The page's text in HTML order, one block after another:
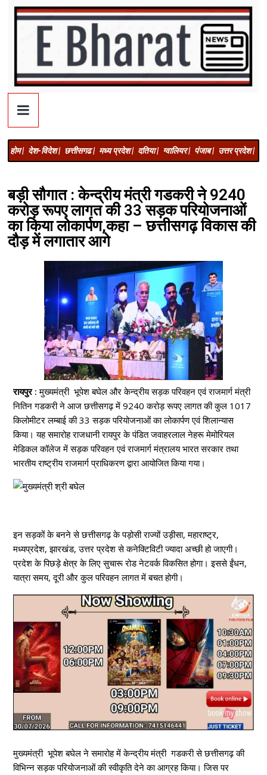
होम | देश-विदेश | छत्तीसगढ | मध्य प्रदेश | दतिया | ग्वालियर | पंजाब | उत्तर प्रदेश |
बड़ी सौगात : केन्द्रीय मंत्री गडकरी ने 9240
करोड़ रूपए लागत की 33 सड़क परियोजनाओं
का किया लोकार्पण,कहा – छत्तीसगढ़ विकास की
दौड़ में लगातार आगे
रायपुर : मुख्यमंत्री भूपेश बघेल और केन्द्रीय सड़क परिवहन एवं राजमार्ग मंत्री
नितिन गडकरी ने आज छत्तीसगढ़ में 9240 करोड़ रूपए लागत की कुल 1017
किलोमीटर लम्बाई की 33 सड़क परियोजनाओं का लोकार्पण एवं शिलान्यास
किया। यह समारोह राजधानी रायपुर के पंडित जवाहरलाल नेहरू मेमोरियल
मेडिकल कॉलेज में सड़क परिवहन एवं राजमार्ग मंत्रालय भारत सरकार तथा
भारतीय राष्ट्रीय राजमार्ग प्राधिकरण द्वारा आयोजित किया गया।
इन सड़कों के बनने से छत्तीसगढ़ के पड़ोसी राज्यों उड़ीसा, महाराष्ट्र,
मध्यप्रदेश, झारखंड, उत्तर प्रदेश से कनेक्टिविटी ज्यादा अच्छी हो जाएगी।
प्रदेश के पिछड़े क्षेत्र के लिए सुचारू रोड नेटवर्क विकसित होगा। इससे ईंधन,
यात्रा समय, दूरी और कुल परिवहन लागत में बचत होगी।
मुख्यमंत्री भूपेश बघेल ने समारोह में केन्द्रीय मंत्री गडकरी से छत्तीसगढ़ की
विभिन्न सड़क परियोजनाओं की स्वीकृति देने का आग्रह किया। जिस पर